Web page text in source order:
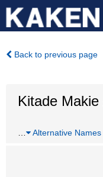
Back to previous page
Kitade Makie
Alternative Names